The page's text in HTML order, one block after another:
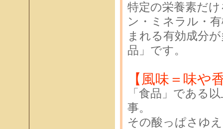
特定の栄養素だ
ン・ミネラル・
まれる有効成分
品」です。
【風味＝味や
「食品」である
事。
その酸っぱさゆ